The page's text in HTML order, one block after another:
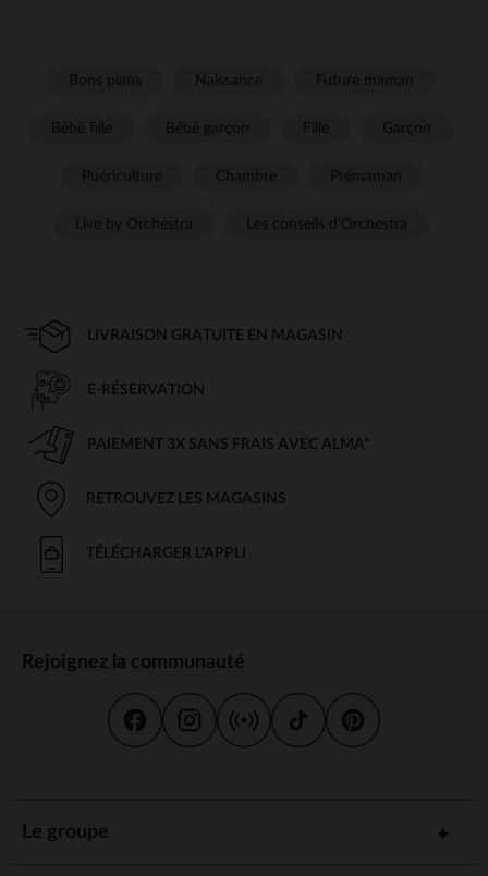
LIVRAISON GRATUITE EN MAGASIN
E-RÉSERVATION
PAIEMENT 3X SANS FRAIS AVEC ALMA*
RETROUVEZ LES MAGASINS
TÉLÉCHARGER L'APPLI
Rejoignez la communauté
Le groupe